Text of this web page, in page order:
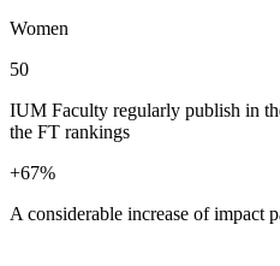
Women
50
IUM Faculty regularly publish in
the FT rankings
+67%
A considerable increase of impact